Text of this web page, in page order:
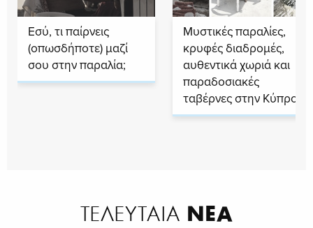
Εσύ, τι παίρνεις
(οπωσδήποτε) μαζί
σου στην παραλία;
Μυστικές παραλίες,
κρυφές διαδρομές,
αυθεντικά χωριά και
παραδοσιακές
ταβέρνες στην Κύπρο
ΤΕΛΕΥΤΑΙΑ ΝΕΑ